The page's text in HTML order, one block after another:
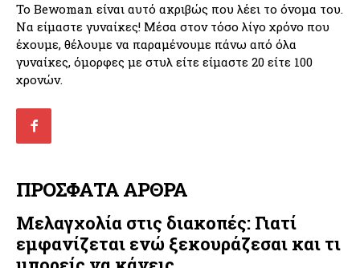
Το Bewoman είναι αυτό ακριβώς που λέει το όνομα του.
Να είμαστε γυναίκες! Μέσα στον τόσο λίγο χρόνο που
έχουμε, θέλουμε να παραμένουμε πάνω από όλα
γυναίκες, όμορφες με στυλ είτε είμαστε 20 είτε 100
χρονών.
ΠΡΟΣΦΑΤΑ ΑΡΘΡΑ
Μελαγχολία στις διακοπές: Γιατί
εμφανίζεται ενώ ξεκουράζεσαι και τι